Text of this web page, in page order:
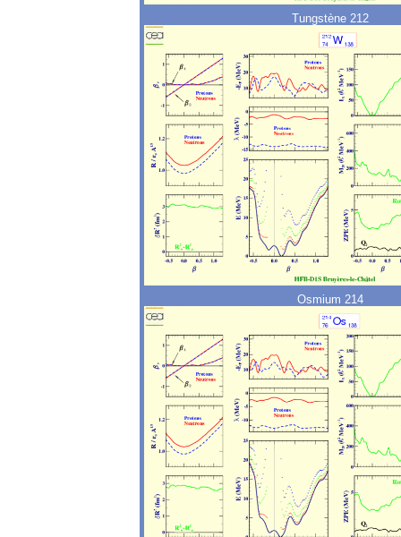
Tungstène 212
Osmium 214